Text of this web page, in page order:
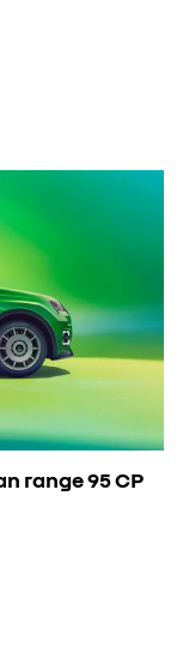
range 95 CP